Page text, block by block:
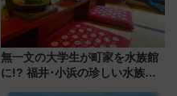
無一文の大学生が町家を水族館
に!? 福井･小浜の珍しい水族